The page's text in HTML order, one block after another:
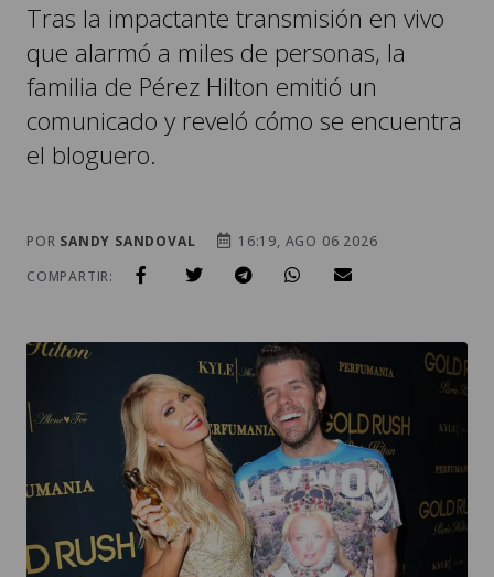
Tras la impactante transmisión en vivo
que alarmó a miles de personas, la
familia de Pérez Hilton emitió un
comunicado y reveló cómo se encuentra
el bloguero.
POR SANDY SANDOVAL
16:19, AGO 06 2026
COMPARTIR: